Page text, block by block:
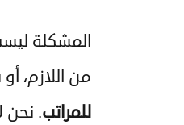
المشكلة
من اللازم،
للمراتب. نحن